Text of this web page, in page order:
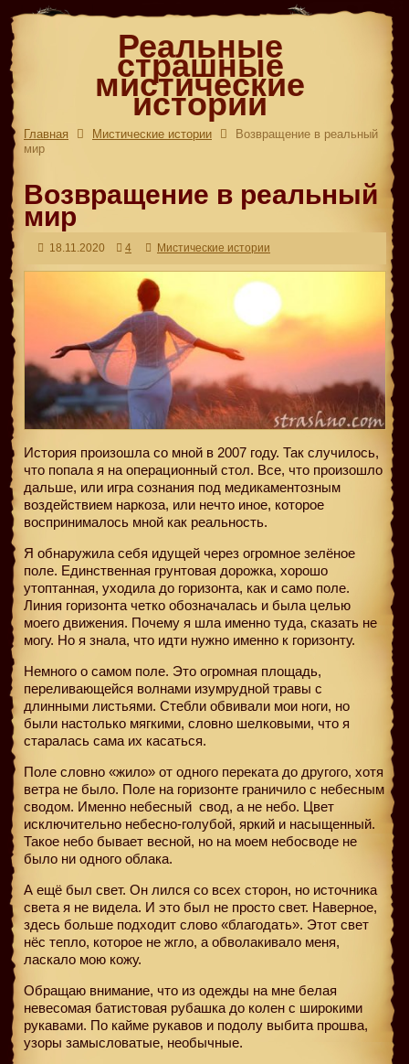
Реальные
страшные
мистические
истории
Главная Мистические истории
Возвращение в реальный
мир
Возвращение в реальный
мир
18.11.2020 4 Мистические истории
История произошла со мной в 2007 году. Так случилось,
что попала я на операционный стол. Все, что произошло
дальше, или игра сознания под медикаментозным
воздействием наркоза, или нечто иное, которое
воспринималось мной как реальность.
Я обнаружила себя идущей через огромное зелёное
поле. Единственная грунтовая дорожка, хорошо
утоптанная, уходила до горизонта, как и само поле.
Линия горизонта четко обозначалась и была целью
моего движения. Почему я шла именно туда, сказать не
могу. Но я знала, что идти нужно именно к горизонту.
Немного о самом поле. Это огромная площадь,
переливающейся волнами изумрудной травы с
длинными листьями. Стебли обвивали мои ноги, но
были настолько мягкими, словно шелковыми, что я
старалась сама их касаться.
Поле словно «жило» от одного переката до другого, хотя
ветра не было. Поле на горизонте граничило с небесным
сводом. Именно небесный свод, а не небо. Цвет
исключительно небесно-голубой, яркий и насыщенный.
Такое небо бывает весной, но на моем небосводе не
было ни одного облака.
А ещё был свет. Он лился со всех сторон, но источника
света я не видела. И это был не просто свет. Наверное,
здесь больше подходит слово «благодать». Этот свет
нёс тепло, которое не жгло, а обволакивало меня,
ласкало мою кожу.
Обращаю внимание, что из одежды на мне белая
невесомая батистовая рубашка до колен с широкими
рукавами. По кайме рукавов и подолу выбита прошва,
узоры замысловатые, необычные.